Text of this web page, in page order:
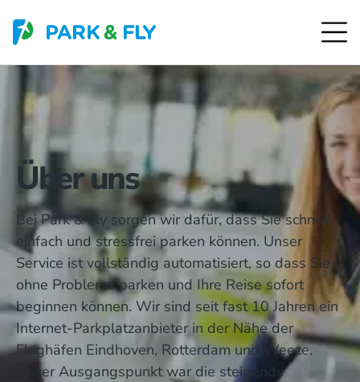
Über uns
Bei Park & Fly sorgen wir dafür, dass Sie schnell,
einfach und stressfrei parken können. Unser
Service ist vollständig automatisiert, so dass Sie
ohne Probleme parken und Ihre Reise sofort
beginnen können. Wir sind seit fast 10 Jahren ein
Internet-Parkplatzanbieter in der Nähe der
Flughäfen Eindhoven, Rotterdam und Weeze.
Unser Ausgangspunkt war die steigende